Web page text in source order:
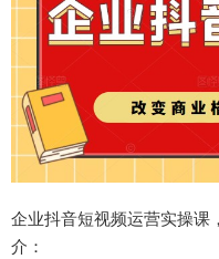
企业抖音短视频运营实操课
介：